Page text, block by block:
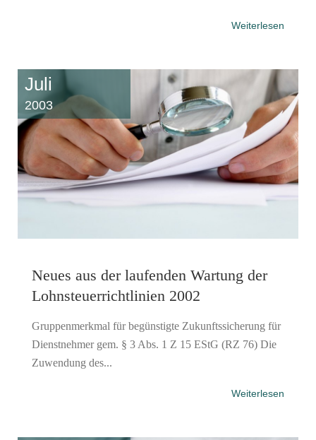
Weiterlesen
Juli
2003
Neues aus der laufenden Wartung der
Lohnsteuerrichtlinien 2002
Gruppenmerkmal für begünstigte Zukunftssicherung für
Dienstnehmer gem. § 3 Abs. 1 Z 15 EStG (RZ 76) Die
Zuwendung des...
Weiterlesen